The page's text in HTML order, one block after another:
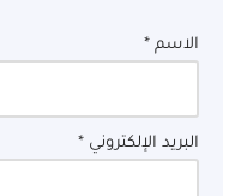
الاسم *
البريد الإلكتروني *